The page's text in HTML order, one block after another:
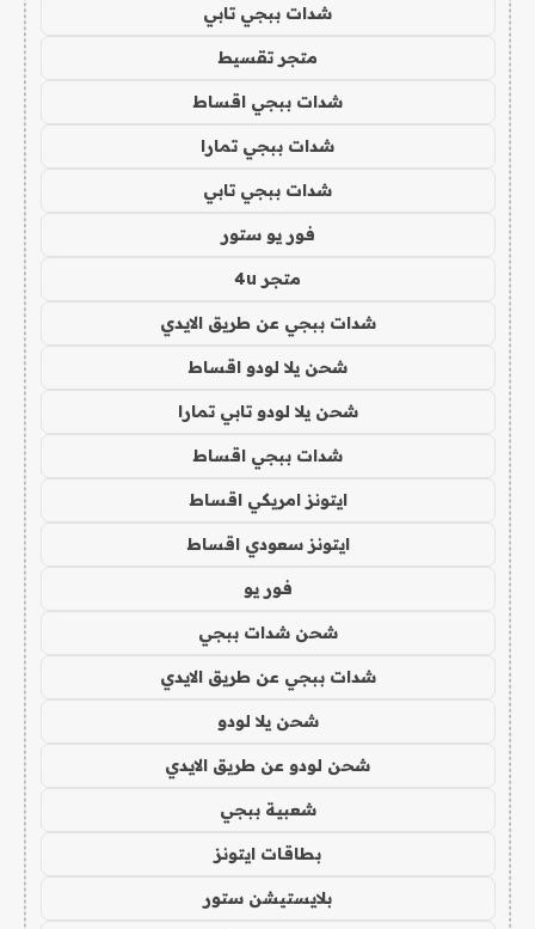
شدات ببجي تابي
متجر تقسيط
شدات ببجي اقساط
شدات ببجي تمارا
شدات ببجي تابي
فور يو ستور
متجر 4u
شدات ببجي عن طريق الايدي
شحن يلا لودو اقساط
شحن يلا لودو تابي تمارا
شدات ببجي اقساط
ايتونز امريكي اقساط
ايتونز سعودي اقساط
فور يو
شحن شدات ببجي
شدات ببجي عن طريق الايدي
شحن يلا لودو
شحن لودو عن طريق الايدي
شعبية ببجي
بطاقات ايتونز
بلايستيشن ستور